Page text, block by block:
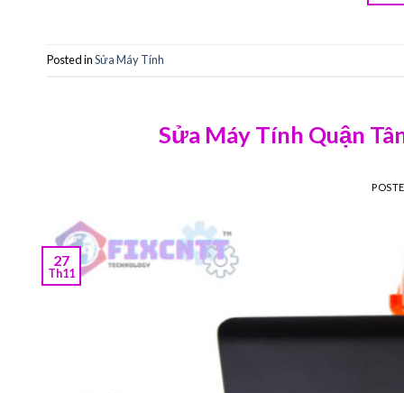
Posted inSửa Máy Tính
Sửa Máy Tính Quận
27
Th11